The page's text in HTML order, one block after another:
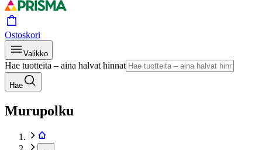
Ostoskori
Valikko
Hae tuotteita – aina halvat hinnat
Hae
Murupolku